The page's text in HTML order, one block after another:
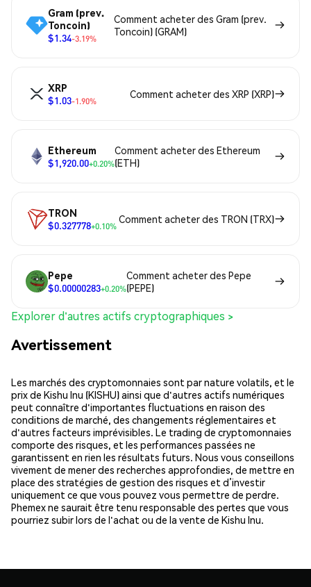
Gram (prev.
Toncoin)
$1.34-3.19%
Comment acheter des Gram (prev.
Toncoin) (GRAM)
XRP
$1.03-1.90%
Comment acheter des XRP (XRP)
Ethereum
$1,920.00+0.20%
Comment acheter des Ethereum
(ETH)
TRON
$0.327778+0.10%
Comment acheter des TRON (TRX)
Pepe
$0.00000283+0.20%
Comment acheter des Pepe
(PEPE)
Explorer d'autres actifs cryptographiques >
Avertissement
Les marchés des cryptomonnaies sont par nature volatils, et le
prix de Kishu Inu (KISHU) ainsi que d'autres actifs numériques
peut connaître d'importantes fluctuations en raison des
conditions de marché, des changements réglementaires et
d'autres facteurs imprévisibles. Le trading de cryptomonnaies
comporte des risques, et les performances passées ne
garantissent en rien les résultats futurs. Nous vous conseillons
vivement de mener des recherches approfondies, de mettre en
place des stratégies de gestion des risques et d’investir
uniquement ce que vous pouvez vous permettre de perdre.
Phemex ne saurait être tenu responsable des pertes que vous
pourriez subir lors de l'achat ou de la vente de Kishu Inu.